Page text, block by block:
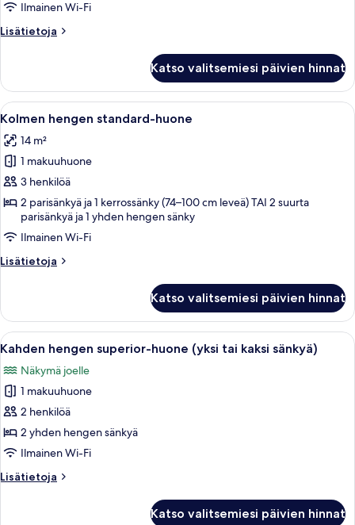
standard-
huone
kuvat
Ilmainen Wi-Fi
Lisätietoja
Lisätietoja
standard-
huone
Katso valitsemiesi päivien hinnat
Avaa
kaikki
huonetyypin
Kolmen
hengen
standard-
huone
kuvat
Hotellihuone, jossa on kaksi
11
Kolmen hengen standard-huone
14 m²
1 makuuhuone
3 henkilöä
2 parisänkyä ja 1 kerrossänky (74–100 cm leveä) TAI 2 suurta
parisänkyä ja 1 yhden hengen sänky
Ilmainen Wi-Fi
Lisätietoja
Lisätietoja
standard-
huone
Katso valitsemiesi päivien hinnat
Avaa
kaikki
huonetyypin
Kahden
hengen
superior-
huone
tai
Hotellihuone, jossa on suuri sänky,
5
Kahden hengen superior-huone (yksi tai kaksi sänkyä)
Näkymä joelle
1 makuuhuone
2 henkilöä
2 yhden hengen sänkyä
Ilmainen Wi-Fi
Lisätietoja
Lisätietoja
Katso valitsemiesi päivien hinnat